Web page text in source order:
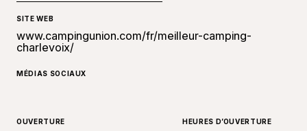
SITE WEB
www.campingunion.com/fr/meilleur-camping-
charlevoix/
MÉDIAS SOCIAUX
OUVERTURE HEURES D’OUVERTURE